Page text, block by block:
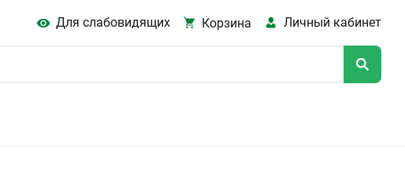
Для слабовидящих Корзина Личный кабинет